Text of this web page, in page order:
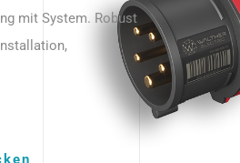
hier.
mit System. Robust
geschützt und